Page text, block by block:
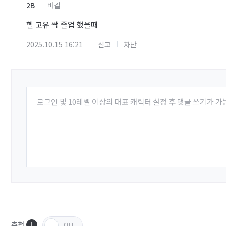
2B 바칼
헬 고유 싹 졸업 했을때
2025.10.15 16:21 신고 차단
로그인 및 10레벨 이상의 대표 캐릭터 설정 후 댓글 쓰기가 가